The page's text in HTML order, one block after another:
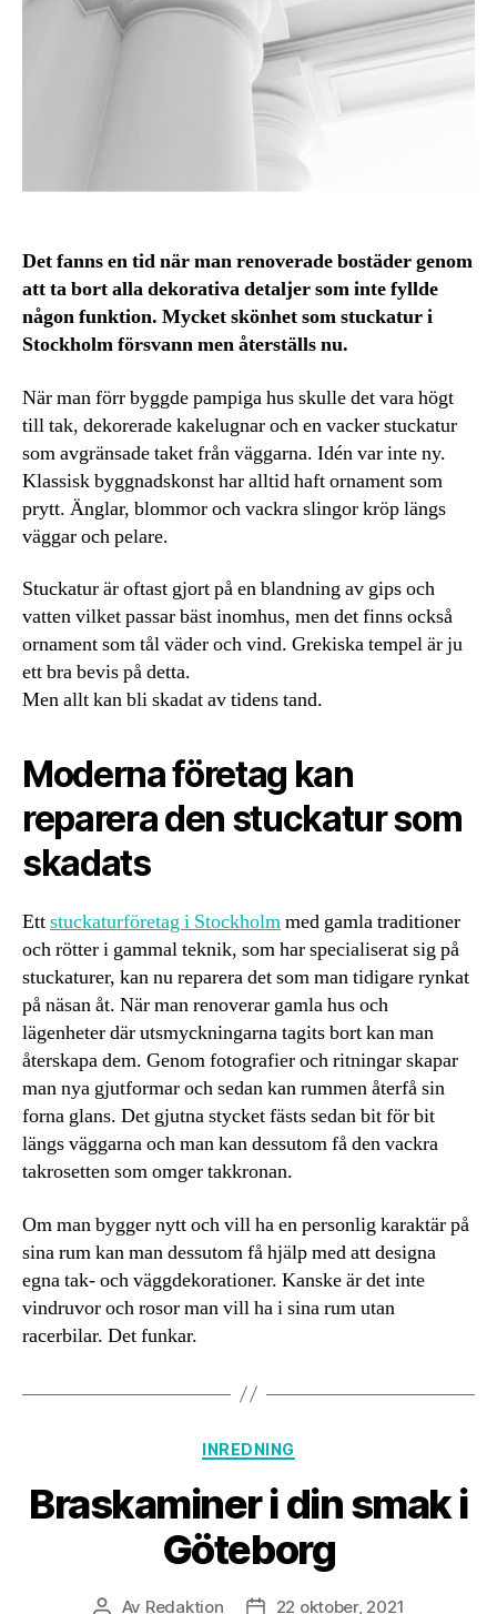
Det fanns en tid när man renoverade bostäder genom
att ta bort alla dekorativa detaljer som inte fyllde
någon funktion. Mycket skönhet som stuckatur i
Stockholm försvann men återställs nu.
När man förr byggde pampiga hus skulle det vara högt
till tak, dekorerade kakelugnar och en vacker stuckatur
som avgränsade taket från väggarna. Idén var inte ny.
Klassisk byggnadskonst har alltid haft ornament som
prytt. Änglar, blommor och vackra slingor kröp längs
väggar och pelare.
Stuckatur är oftast gjort på en blandning av gips och
vatten vilket passar bäst inomhus, men det finns också
ornament som tål väder och vind. Grekiska tempel är ju
ett bra bevis på detta.
Men allt kan bli skadat av tidens tand.
Moderna företag kan
reparera den stuckatur som
skadats
Ettstuckaturföretag i Stockholmmed gamla traditioner
och rötter i gammal teknik, som har specialiserat sig på
stuckaturer, kan nu reparera det som man tidigare rynkat
på näsan åt. När man renoverar gamla hus och
lägenheter där utsmyckningarna tagits bort kan man
återskapa dem. Genom fotografier och ritningar skapar
man nya gjutformar och sedan kan rummen återfå sin
forna glans. Det gjutna stycket fästs sedan bit för bit
längs väggarna och man kan dessutom få den vackra
takrosetten som omger takkronan.
Om man bygger nytt och vill ha en personlig karaktär på
sina rum kan man dessutom få hjälp med att designa
egna tak- och väggdekorationer. Kanske är det inte
vindruvor och rosor man vill ha i sina rum utan
racerbilar. Det funkar.
Kategorier
INREDNING
Braskaminer i din smak i
Göteborg
Inläggsförfattare
Av Redaktion Inläggsdatum
22 oktober, 2021